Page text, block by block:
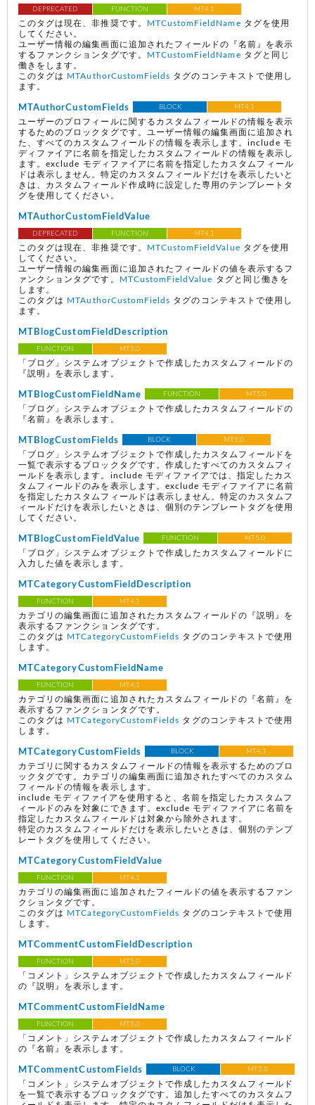
DEPRECATED FUNCTION MT4.1
このタグは現在、非推奨です。 MTCustomFieldName タグを使用
してください。
ユーザー情報の編集画面に追加されたフィールドの『名前』を表示
するファンクションタグです。
MTCustomFieldName タグと同じ
働きをします。
このタグは
MTAuthorCustomFields タグのコンテキストで使用し
ます。
MTAuthorCustomFields BLOCK MT4.1
ユーザーのプロフィールに関するカスタムフィールドの情報を表示
するためのブロックタグです。ユーザー情報の編集画面に追加され
た、すべてのカスタムフィールドの情報を表示します。include モ
ディファイアに名前を指定したカスタムフィールドの情報を表示し
ます。exclude モディファイアに名前を指定したカスタムフィール
ドは表示しません。特定のカスタムフィールドだけを表示したいと
きは、カスタムフィールド作成時に設定した専用のテンプレートタ
グを使用してください。
MTAuthorCustomFieldValue
DEPRECATED FUNCTION MT4.1
このタグは現在、非推奨です。 MTCustomFieldValue タグを使用
してください。
ユーザー情報の編集画面に追加されたフィールドの値を表示するフ
ァンクションタグです。
MTCustomFieldValue タグと同じ働きを
します。
このタグは
MTAuthorCustomFields タグのコンテキストで使用し
ます。
MTBlogCustomFieldDescription
FUNCTION MT5.0
「ブログ」システムオブジェクトで作成したカスタムフィールドの
『説明』を表示します。
MTBlogCustomFieldName FUNCTION MT5.0
「ブログ」システムオブジェクトで作成したカスタムフィールドの
『名前』を表示します。
MTBlogCustomFields BLOCK MT5.0
「ブログ」システムオブジェクトで作成したカスタムフィールドを
一覧で表示するブロックタグです。作成したすべてのカスタムフィ
ールドを表示します。include モディファイアでは、指定したカス
タムフィールドのみを表示します。exclude モディファイアに名前
を指定したカスタムフィールドは表示しません。特定のカスタムフ
ィールドだけを表示したいときは、個別のテンプレートタグを使用
してください。
MTBlogCustomFieldValue FUNCTION MT5.0
「ブログ」システムオブジェクトで作成したカスタムフィールドに
入力した値を表示します。
MTCategoryCustomFieldDescription
FUNCTION MT4.1
カテゴリの編集画面に追加されたカスタムフィールドの『説明』を
表示するファンクションタグです。
このタグは
MTCategoryCustomFields タグのコンテキストで使用
します。
MTCategoryCustomFieldName
FUNCTION MT4.1
カテゴリの編集画面に追加されたカスタムフィールドの『名前』を
表示するファンクションタグです。
このタグは
MTCategoryCustomFields タグのコンテキストで使用
します。
MTCategoryCustomFields BLOCK MT4.1
カテゴリに関するカスタムフィールドの情報を表示するためのブロ
ックタグです。カテゴリの編集画面に追加されたすべてのカスタム
フィールドの情報を表示します。
include モディファイアを使用すると、名前を指定したカスタムフ
ィールドのみを対象にできます。exclude モディファイアに名前を
指定したカスタムフィールドは対象から除外されます。
特定のカスタムフィールドだけを表示したいときは、個別のテンプ
レートタグを使用してください。
MTCategoryCustomFieldValue
FUNCTION MT4.1
カテゴリの編集画面に追加されたフィールドの値を表示するファン
クションタグです。
このタグは
MTCategoryCustomFields タグのコンテキストで使用
します。
MTCommentCustomFieldDescription
FUNCTION MT5.0
「コメント」システムオブジェクトで作成したカスタムフィールド
の『説明』を表示します。
MTCommentCustomFieldName
FUNCTION MT5.0
「コメント」システムオブジェクトで作成したカスタムフィールド
の『名前』を表示します。
MTCommentCustomFields BLOCK MT5.0
「コメント」システムオブジェクトで作成したカスタムフィールド
を一覧で表示するブロックタグです。追加したすべてのカスタムフ